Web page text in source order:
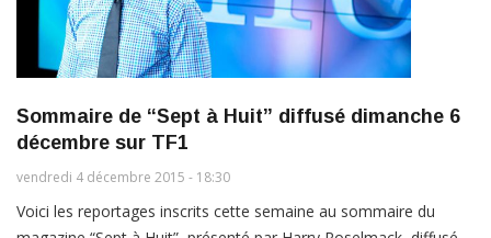
Sommaire de “Sept à Huit” diffusé dimanche 6
décembre sur TF1
vendredi 4 décembre 2015 - 18:30
Voici les reportages inscrits cette semaine au sommaire du